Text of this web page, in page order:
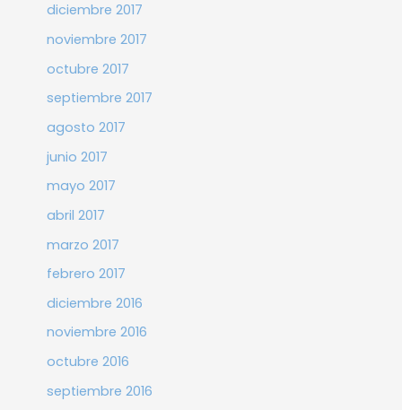
diciembre 2017
noviembre 2017
octubre 2017
septiembre 2017
agosto 2017
junio 2017
mayo 2017
abril 2017
marzo 2017
febrero 2017
diciembre 2016
noviembre 2016
octubre 2016
septiembre 2016